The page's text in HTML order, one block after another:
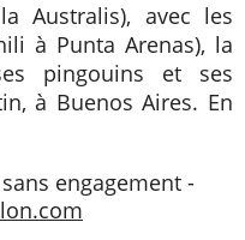
Australis), avec les
à Punta Arenas), la
pingouins et ses
à Buenos Aires. En
engagement -